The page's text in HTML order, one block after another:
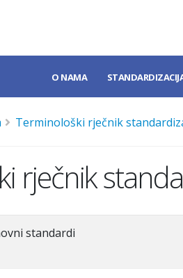
O NAMA
Terminološki rječnik
rječnik
standardi